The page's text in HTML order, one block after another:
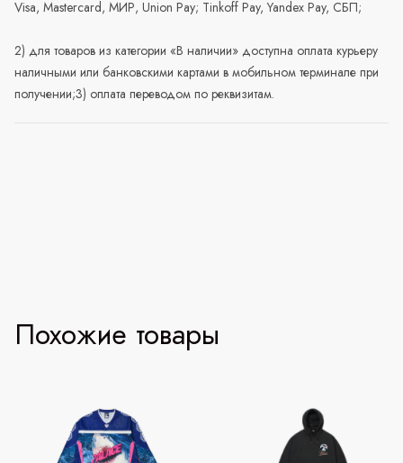
Visa, Mastercard, МИР, Union Pay; Tinkoff Pay, Yandex Pay, СБП;
2) для товаров из категории «В наличии» доступна оплата курьеру
наличными или банковскими картами в мобильном терминале при
получении;3) оплата переводом по реквизитам.
Похожие товары